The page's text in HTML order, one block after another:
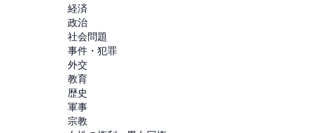
経済
政治
社会問題
事件・犯罪
外交
教育
歴史
軍事
宗教